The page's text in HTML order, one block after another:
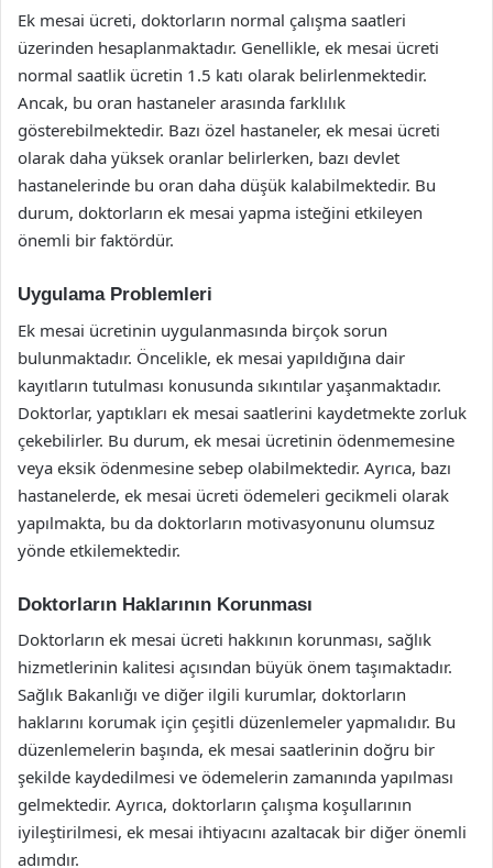
Ek mesai ücreti, doktorların normal çalışma saatleri
üzerinden hesaplanmaktadır. Genellikle, ek mesai ücreti
normal saatlik ücretin 1.5 katı olarak belirlenmektedir.
Ancak, bu oran hastaneler arasında farklılık
gösterebilmektedir. Bazı özel hastaneler, ek mesai ücreti
olarak daha yüksek oranlar belirlerken, bazı devlet
hastanelerinde bu oran daha düşük kalabilmektedir. Bu
durum, doktorların ek mesai yapma isteğini etkileyen
önemli bir faktördür.
Uygulama Problemleri
Ek mesai ücretinin uygulanmasında birçok sorun
bulunmaktadır. Öncelikle, ek mesai yapıldığına dair
kayıtların tutulması konusunda sıkıntılar yaşanmaktadır.
Doktorlar, yaptıkları ek mesai saatlerini kaydetmekte zorluk
çekebilirler. Bu durum, ek mesai ücretinin ödenmemesine
veya eksik ödenmesine sebep olabilmektedir. Ayrıca, bazı
hastanelerde, ek mesai ücreti ödemeleri gecikmeli olarak
yapılmakta, bu da doktorların motivasyonunu olumsuz
yönde etkilemektedir.
Doktorların Haklarının Korunması
Doktorların ek mesai ücreti hakkının korunması, sağlık
hizmetlerinin kalitesi açısından büyük önem taşımaktadır.
Sağlık Bakanlığı ve diğer ilgili kurumlar, doktorların
haklarını korumak için çeşitli düzenlemeler yapmalıdır. Bu
düzenlemelerin başında, ek mesai saatlerinin doğru bir
şekilde kaydedilmesi ve ödemelerin zamanında yapılması
gelmektedir. Ayrıca, doktorların çalışma koşullarının
iyileştirilmesi, ek mesai ihtiyacını azaltacak bir diğer önemli
adımdır.